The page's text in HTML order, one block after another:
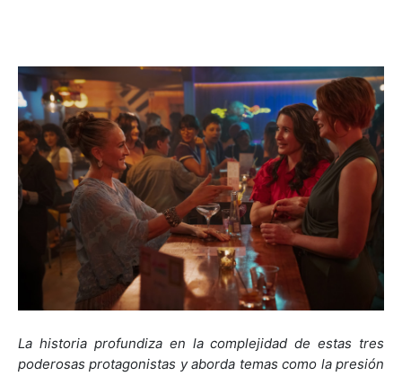
La historia profundiza en la complejidad de estas tres
poderosas protagonistas y aborda temas como la presión